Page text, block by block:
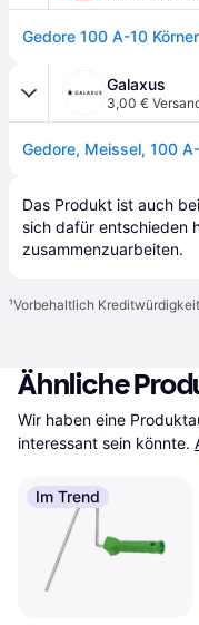
Galaxus
3,00 €
Das Produkt ist auch bei
sich dafür entschieden
zusammenzuarbeiten.
¹Vorbehaltlich
Ähnliche
Wir haben eine
interessant sein könnte.
Im Trend